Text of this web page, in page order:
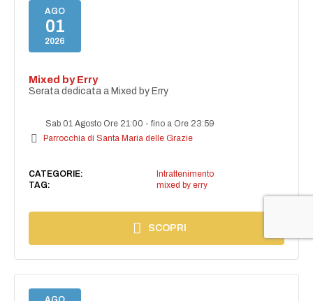
AGO
01
2026
Mixed by Erry
Serata dedicata a Mixed by Erry
Sab 01 Agosto Ore 21:00 -fino a Ore 23:59
Parrocchia di Santa Maria delle Grazie
CATEGORIE:
Intrattenimento
TAG:
mixed by erry
SCOPRI